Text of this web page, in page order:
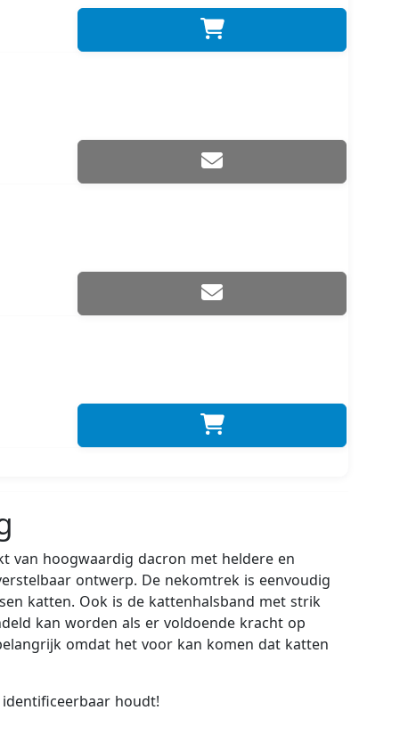
van hoogwaardig dacron met heldere en
ontwerp. De nekomtrek is eenvoudig
katten. Ook is de kattenhalsband met strik
kan worden als er voldoende kracht op
omdat het voor kan komen dat katten
houdt!